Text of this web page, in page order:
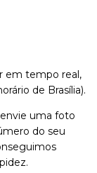
em tempo real,
de Brasília).
uma foto
do seu